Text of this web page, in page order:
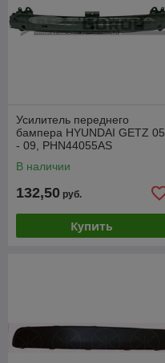
Усилитель переднего
бампера HYUNDAI GETZ 05
- 09, PHN44055AS
В наличии
132,50 руб.
Купить